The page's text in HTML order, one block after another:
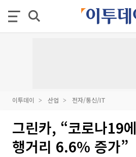
이투데이 산업 전자/통신/IT
그린카, “코로나19
행거리 6.6% 증가”